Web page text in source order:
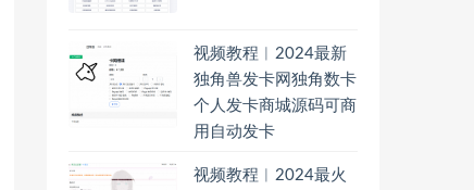
视频教程︱2024最新
独角兽发卡网独角数卡
个人发卡商城源码可商
用自动发卡
视频教程︱2024最火